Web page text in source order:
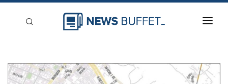
新聞稿分類